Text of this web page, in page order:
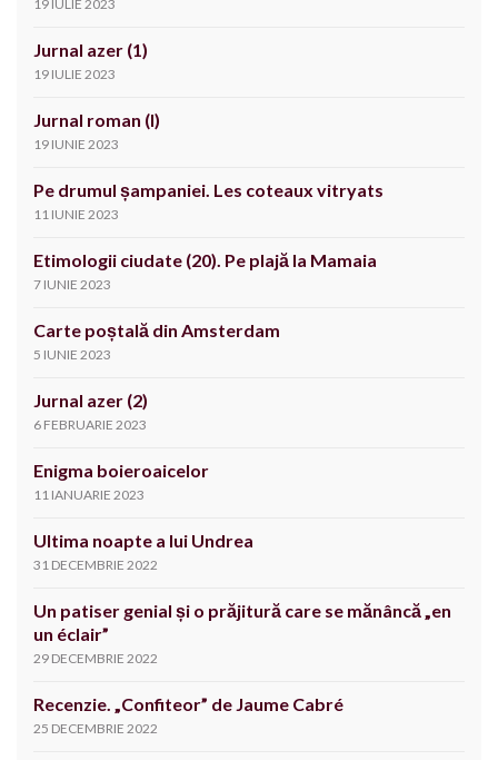
19 IULIE 2023
Jurnal azer (1)
19 IULIE 2023
Jurnal roman (I)
19 IUNIE 2023
Pe drumul șampaniei. Les coteaux vitryats
11 IUNIE 2023
Etimologii ciudate (20). Pe plajă la Mamaia
7 IUNIE 2023
Carte poștală din Amsterdam
5 IUNIE 2023
Jurnal azer (2)
6 FEBRUARIE 2023
Enigma boieroaicelor
11 IANUARIE 2023
Ultima noapte a lui Undrea
31 DECEMBRIE 2022
Un patiser genial și o prăjitură care se mănâncă „en
un éclair”
29 DECEMBRIE 2022
Recenzie. „Confiteor” de Jaume Cabré
25 DECEMBRIE 2022